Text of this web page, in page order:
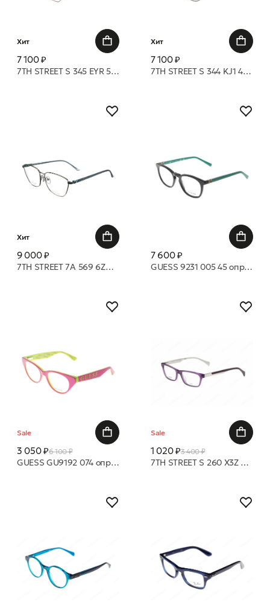
Хит
7 100 ₽
7TH STREET S 345 EYR 50 18 оправа
Хит
7 100 ₽
7TH STREET S 344 KJ1 49 18 оправа
Хит
9 000 ₽
7TH STREET 7A 569 6ZD 54 16 оправа
7 600 ₽
GUESS 9231 005 45 оправа
Sale
3 050 ₽6 100 ₽
GUESS GU9192 074 оправа
Sale
1 020 ₽3 400 ₽
7TH STREET S 260 X3Z 48 15 оправа